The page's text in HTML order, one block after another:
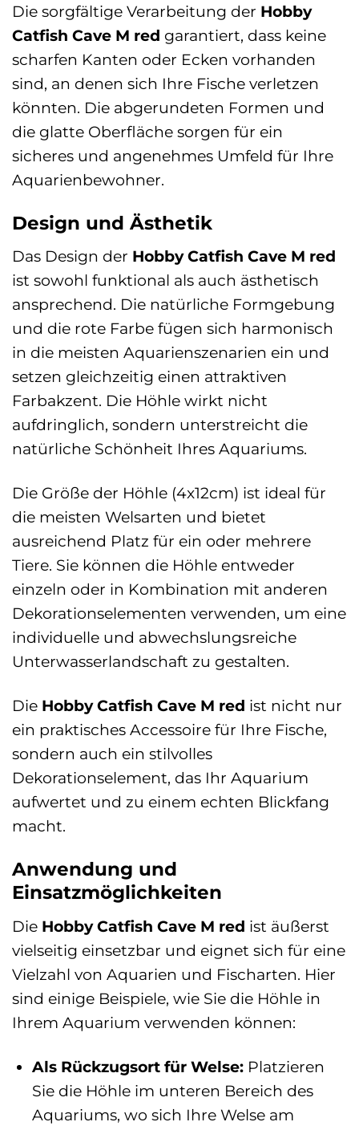
Die sorgfältige Verarbeitung der Hobby
Catfish Cave M red garantiert, dass keine
scharfen Kanten oder Ecken vorhanden
sind, an denen sich Ihre Fische verletzen
könnten. Die abgerundeten Formen und
die glatte Oberfläche sorgen für ein
sicheres und angenehmes Umfeld für Ihre
Aquarienbewohner.
Design und Ästhetik
Das Design der Hobby Catfish Cave M red
ist sowohl funktional als auch ästhetisch
ansprechend. Die natürliche Formgebung
und die rote Farbe fügen sich harmonisch
in die meisten Aquarienszenarien ein und
setzen gleichzeitig einen attraktiven
Farbakzent. Die Höhle wirkt nicht
aufdringlich, sondern unterstreicht die
natürliche Schönheit Ihres Aquariums.
Die Größe der Höhle (4x12cm) ist ideal für
die meisten Welsarten und bietet
ausreichend Platz für ein oder mehrere
Tiere. Sie können die Höhle entweder
einzeln oder in Kombination mit anderen
Dekorationselementen verwenden, um eine
individuelle und abwechslungsreiche
Unterwasserlandschaft zu gestalten.
Die Hobby Catfish Cave M red ist nicht nur
ein praktisches Accessoire für Ihre Fische,
sondern auch ein stilvolles
Dekorationselement, das Ihr Aquarium
aufwertet und zu einem echten Blickfang
macht.
Anwendung und
Einsatzmöglichkeiten
Die Hobby Catfish Cave M red ist äußerst
vielseitig einsetzbar und eignet sich für eine
Vielzahl von Aquarien und Fischarten. Hier
sind einige Beispiele, wie Sie die Höhle in
Ihrem Aquarium verwenden können:
Als Rückzugsort für Welse:Platzieren
Sie die Höhle im unteren Bereich des
Aquariums, wo sich Ihre Welse am